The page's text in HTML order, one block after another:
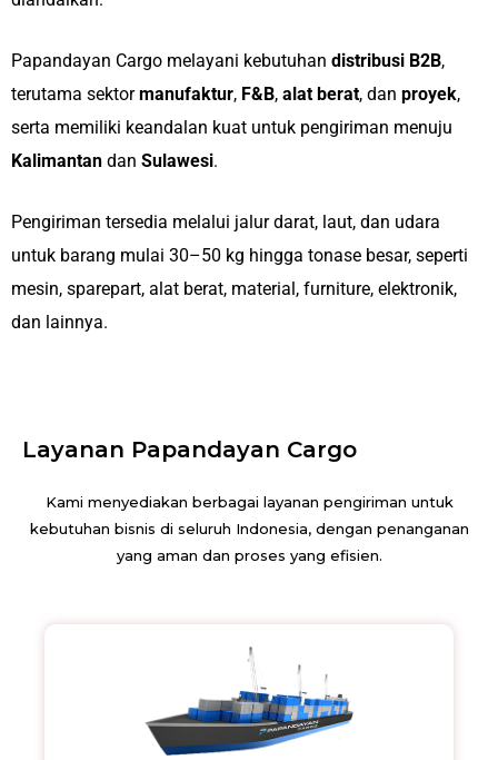
Papandayan Cargo melayani kebutuhan distribusi B2B,
terutama sektormanufaktur, F&B, alat berat, dan proyek,
serta memiliki keandalan kuat untuk pengiriman menuju
Kalimantan dan Sulawesi.
Pengiriman tersedia melalui jalur darat, laut, dan udara
untuk barang mulai 30–50 kg hingga tonase besar, seperti
mesin, sparepart, alat berat, material, furniture, elektronik,
dan lainnya.
Layanan Papandayan Cargo
Kami menyediakan berbagai layanan pengiriman untuk
kebutuhan bisnis di seluruh Indonesia, dengan penanganan
yang aman dan proses yang efisien.